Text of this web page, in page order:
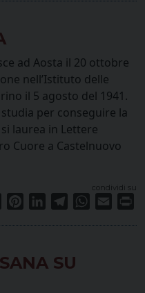
ad Aosta il 20 ottobre
nell’Istituto delle
il 5 agosto del 1941.
per conseguire la
laurea in Lettere
Cuore a Castelnuovo
condividi su
PinterestLinkedInTelegramWhatsApp
Email
SU